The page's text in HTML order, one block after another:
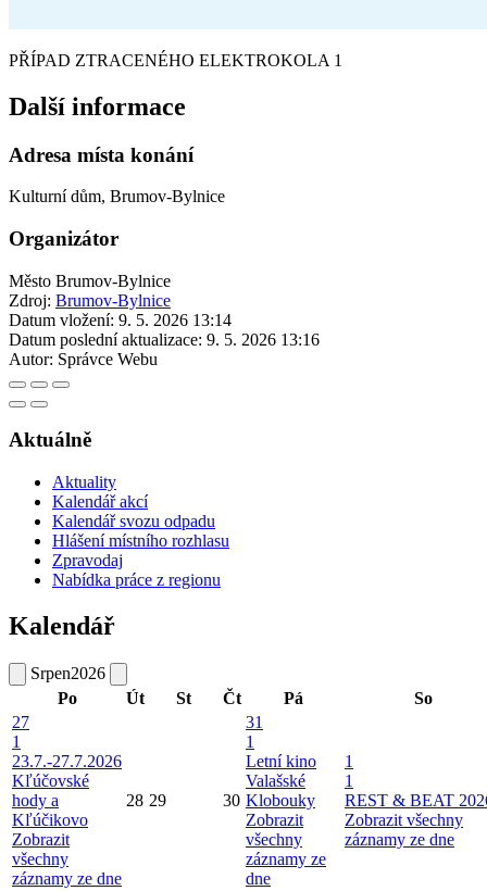
PŘÍPAD ZTRACENÉHO ELEKTROKOLA 1
Další informace
Adresa místa konání
Kulturní dům, Brumov-Bylnice
Organizátor
Město Brumov-Bylnice
Zdroj: Brumov-Bylnice
Datum vložení: 9. 5. 2026 13:14
Datum poslední aktualizace: 9. 5. 2026 13:16
Autor: Správce Webu
Aktuálně
Aktuality
Kalendář akcí
Kalendář svozu odpadu
Hlášení místního rozhlasu
Zpravodaj
Nabídka práce z regionu
Kalendář
Srpen2026
Po
Út St Čt Pá
So
27
1
23.7.-27.7.2026
Kľúčovské
hody a
Kľúčikovo
Zobrazit
všechny
záznamy ze dne
28 29 30
31
1
Letní kino
Valašské
Klobouky
Zobrazit
všechny
záznamy ze
dne
1
1
REST & BEAT
Zobrazit všechny
záznamy ze dne